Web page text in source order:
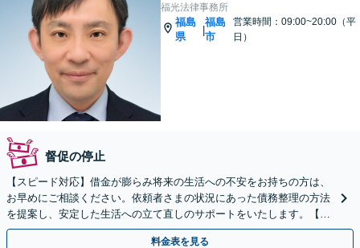
福光法律事務所
福島
県
|
福島
市
営業時間：09:00~20:00（平
日）
督促の停止
【スピード対応】借金が膨らみ将来の生活への不安をお持ちの方は、
お早めにご相談ください。依頼者さまの状況にあった債務整理の方法
を提案し、安定した生活への立て直しのサポートをいたします。【初
回相談無料】【LINE可】
料金表を見る